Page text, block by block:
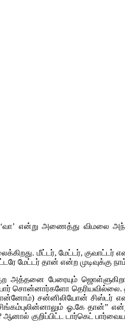
‘வா’ என்று அணைத்து விமலை
மீட்டர், மேட்டர், குவாட்டர்
தான் என்ற முடிவுக்கு
அத்தனை பேரையும்
சொன்னார்களோ தெரியவில்லை.
சன்னிலியோன் சிஸ்டர்
ஓ.கே தான்”
ஆனால் குறிப்பிட்ட டார்கெட்